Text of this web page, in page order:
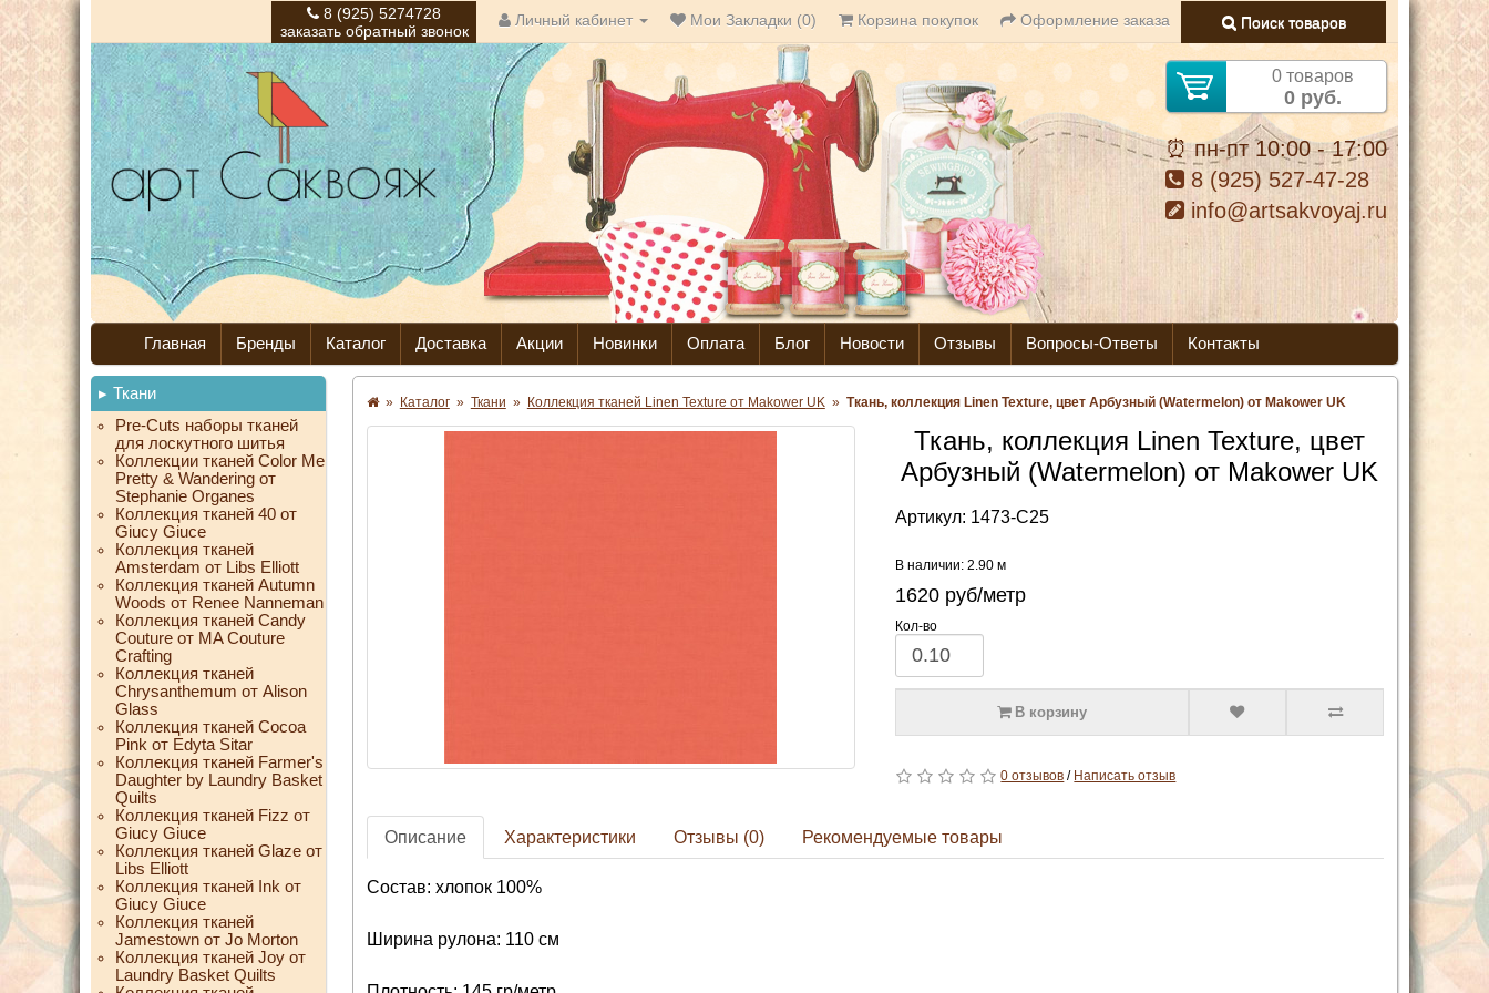
8 (925) 5274728
заказать обратный звонок
Личный кабинет Мои Закладки (0) Корзина покупок Оформление заказа Поиск товаров
0 товаров
0 руб.
⏰ пн-пт 10:00 - 17:00
8 (925) 527-47-28
info@artsakvoyaj.ru
Главная Бренды Каталог Доставка Акции Новинки Оплата Блог Новости Отзывы Вопросы-Ответы Контакты
Ткани
Pre-Cuts наборы тканей
для лоскутного шитья
Коллекции тканей Color Me
Pretty & Wandering от
Stephanie Organes
Коллекция тканей 40 от
Giucy Giuce
Коллекция тканей
Amsterdam от Libs Elliott
Коллекция тканей Autumn
Woods от Renee Nanneman
Коллекция тканей Candy
Couture от MA Couture
Crafting
Коллекция тканей
Chrysanthemum от Alison
Glass
Коллекция тканей Cocoa
Pink от Edyta Sitar
Коллекция тканей Farmer's
Daughter by Laundry Basket
Quilts
Коллекция тканей Fizz от
Giucy Giuce
Коллекция тканей Glaze от
Libs Elliott
Коллекция тканей Ink от
Giucy Giuce
Коллекция тканей
Jamestown от Jo Morton
Коллекция тканей Joy от
Laundry Basket Quilts
» Каталог » Ткани » Коллекция тканей Linen Texture от Makower UK » Ткань, коллекция Linen Texture, цвет Арбузный (Watermelon) от Makower UK
Ткань, коллекция Linen Texture, цвет
Арбузный (Watermelon) от Makower UK
Артикул: 1473-C25
В наличии: 2.90 м
1620 руб/метр
Кол-во
В корзину
0 отзывов / Написать отзыв
Описание Характеристики Отзывы (0) Рекомендуемые товары
Состав: хлопок 100%
Ширина рулона: 110 см